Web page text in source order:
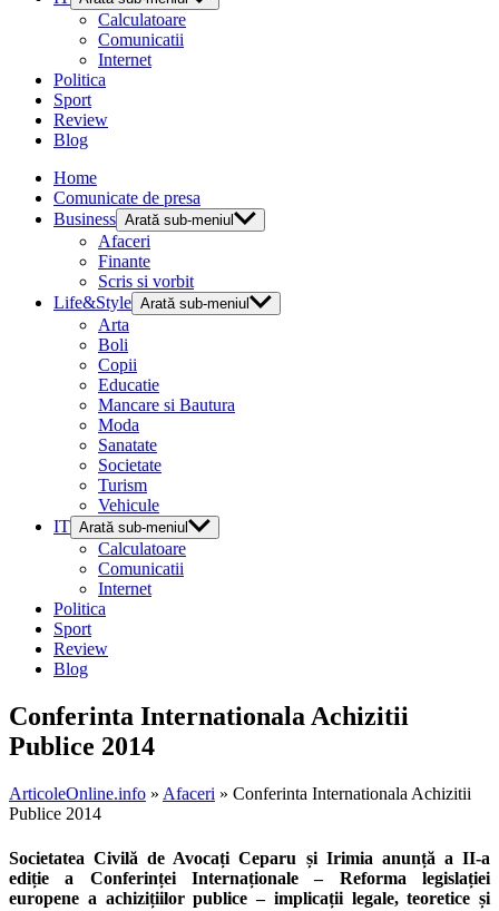
Calculatoare
Comunicatii
Internet
Politica
Sport
Review
Blog
Home
Comunicate de presa
Business Arată sub-meniul
Afaceri
Finante
Scris si vorbit
Life&Style Arată sub-meniul
Arta
Boli
Copii
Educatie
Mancare si Bautura
Moda
Sanatate
Societate
Turism
Vehicule
IT Arată sub-meniul
Calculatoare
Comunicatii
Internet
Politica
Sport
Review
Blog
Conferinta Internationala Achizitii
Publice 2014
ArticoleOnline.info » Afaceri » Conferinta Internationala Achizitii
Publice 2014
Societatea Civilă de Avocați Ceparu și Irimia anunță a II-a
ediție a Conferinței Internaționale – Reforma legislației
europene a achizițiilor publice – implicații legale, teoretice și